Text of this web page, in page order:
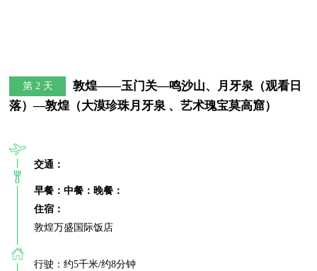
第 2 天
敦煌——玉门关—鸣沙山、月牙泉（观看日
落）—敦煌（大漠珍珠月牙泉 、艺术瑰宝莫高窟）
交通：
早餐：中餐：晚餐：
住宿：
敦煌万盛国际饭店
行驶：约5千米/约8分钟